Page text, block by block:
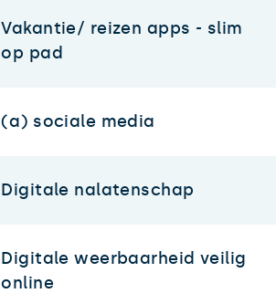
Vakantie/ reizen apps - slim
op pad
(a) sociale media
Digitale nalatenschap
Digitale weerbaarheid veilig
online